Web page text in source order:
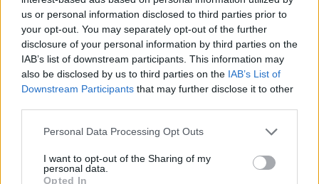
us or personal information disclosed to third parties prior to
your opt-out. You may separately opt-out of the further
disclosure of your personal information by third parties on the
IAB’s list of downstream participants. This information may
also be disclosed by us to third parties on the IAB’s List of
Downstream Participants that may further disclose it to other
Please note that this website/app uses one or more Google
not limited to your visit or usage behaviour. You may click to
grant or deny consent to Google and its third-party tags to
Personal Data Processing Opt Outs
I want to opt-out of the Sharing of my
personal data.
Opted In
Καρδίτσα: Ολοκλήρωσε την εξάδα των ξένων με την